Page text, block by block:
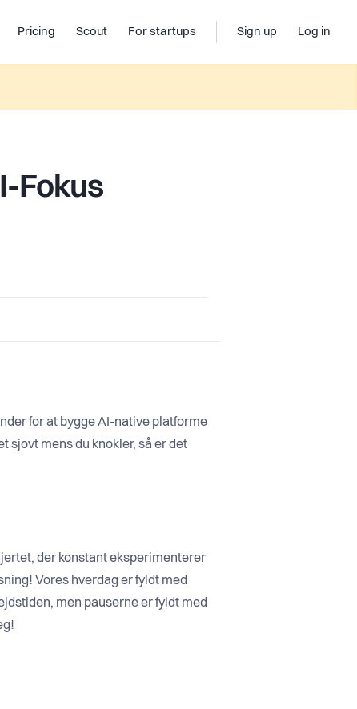
Pricing Scout For startups Sign up Log in
Fokus
for at bygge AI-native platforme
sjovt mens du knokler, så er det
der konstant eksperimenterer
Vores hverdag er fyldt med
men pauserne er fyldt med